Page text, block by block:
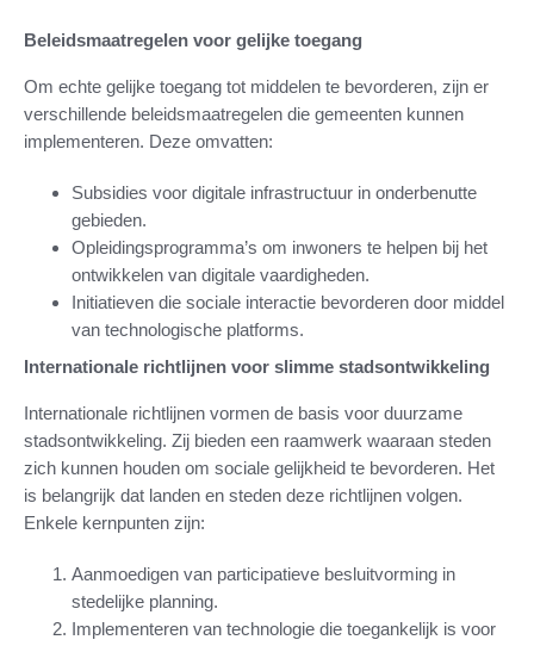
Beleidsmaatregelen voor gelijke toegang
Om echte gelijke toegang tot middelen te bevorderen, zijn er
verschillende beleidsmaatregelen die gemeenten kunnen
implementeren. Deze omvatten:
Subsidies voor digitale infrastructuur in onderbenutte
gebieden.
Opleidingsprogramma’s om inwoners te helpen bij het
ontwikkelen van digitale vaardigheden.
Initiatieven die sociale interactie bevorderen door middel
van technologische platforms.
Internationale richtlijnen voor slimme stadsontwikkeling
Internationale richtlijnen vormen de basis voor duurzame
stadsontwikkeling. Zij bieden een raamwerk waaraan steden
zich kunnen houden om sociale gelijkheid te bevorderen. Het
is belangrijk dat landen en steden deze richtlijnen volgen.
Enkele kernpunten zijn:
Aanmoedigen van participatieve besluitvorming in
stedelijke planning.
Implementeren van technologie die toegankelijk is voor